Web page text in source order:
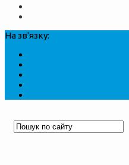
На зв'язку: